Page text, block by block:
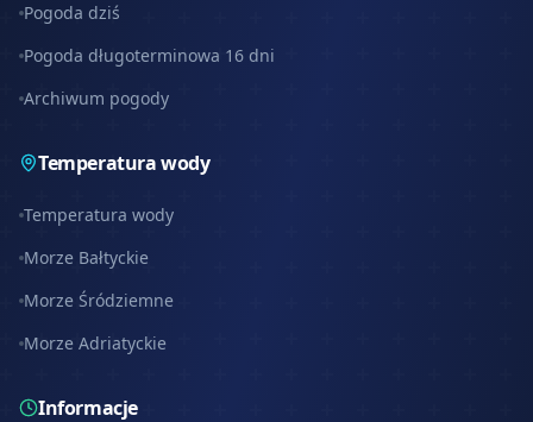
Pogoda dziś
Pogoda długoterminowa 16 dni
Archiwum pogody
Temperatura wody
Temperatura wody
Morze Bałtyckie
Morze Śródziemne
Morze Adriatyckie
Informacje